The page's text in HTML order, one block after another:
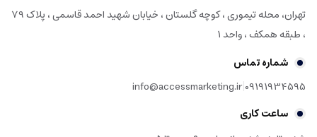
تهران، محله تیموری ، کوچه گلستان ، خیابان شهید احمد قاسمی ، پلاک 79
، طبقه همکف ، واحد 1
شماره تماس
09191934595
|
info@accessmarketing.ir
ساعت کاری